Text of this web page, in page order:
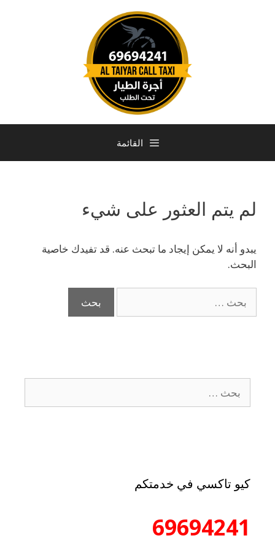
القائمة
لم يتم العثور على شيء
يبدو أنه لا يمكن إيجاد ما تبحث عنه. قد تفيدك خاصية
البحث.
كيو تاكسي في خدمتكم
69694241